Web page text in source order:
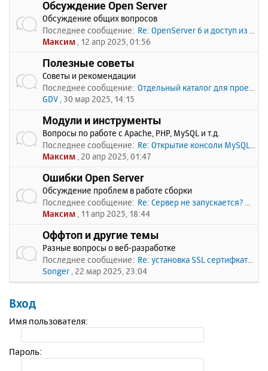
Обсуждение Open Server
Обсуждение общих вопросов
Последнее сообщение: Re: OpenServer 6 и доступ из …
Максим , 12 апр 2025, 01:56
Полезные советы
Советы и рекомендации
Последнее сообщение: Отдельный каталог для проекто…
GDV , 30 мар 2025, 14:15
Модули и инструменты
Вопросы по работе с Apache, PHP, MySQL и т.д.
Последнее сообщение: Re: Открытие консоли MySQL по…
Максим , 20 апр 2025, 01:47
Ошибки Open Server
Обсуждение проблем в работе сборки
Последнее сообщение: Re: Сервер не запускается? Пи…
Максим , 11 апр 2025, 18:44
Оффтоп и другие темы
Разные вопросы о веб-разработке
Последнее сообщение: Re: установка SSL сертифката
Songer , 22 мар 2025, 23:04
Вход
Имя пользователя:
Пароль: